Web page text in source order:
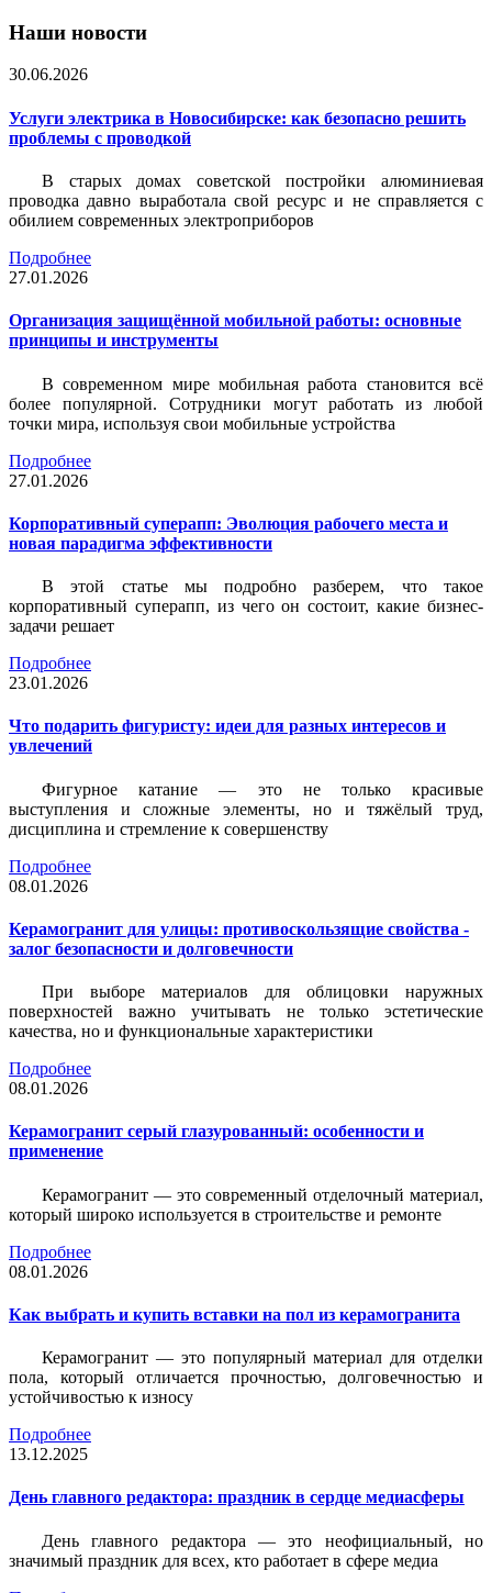
Наши новости
30.06.2026
Услуги электрика в Новосибирске: как безопасно решить
проблемы с проводкой
В старых домах советской постройки алюминиевая
проводка давно выработала свой ресурс и не справляется с
обилием современных электроприборов
Подробнее
27.01.2026
Организация защищённой мобильной работы: основные
принципы и инструменты
В современном мире мобильная работа становится всё
более популярной. Сотрудники могут работать из любой
точки мира, используя свои мобильные устройства
Подробнее
27.01.2026
Корпоративный суперапп: Эволюция рабочего места и
новая парадигма эффективности
В этой статье мы подробно разберем, что такое
корпоративный суперапп, из чего он состоит, какие бизнес-
задачи решает
Подробнее
23.01.2026
Что подарить фигуристу: идеи для разных интересов и
увлечений
Фигурное катание — это не только красивые
выступления и сложные элементы, но и тяжёлый труд,
дисциплина и стремление к совершенству
Подробнее
08.01.2026
Керамогранит для улицы: противоскользящие свойства -
залог безопасности и долговечности
При выборе материалов для облицовки наружных
поверхностей важно учитывать не только эстетические
качества, но и функциональные характеристики
Подробнее
08.01.2026
Керамогранит серый глазурованный: особенности и
применение
Керамогранит — это современный отделочный материал,
который широко используется в строительстве и ремонте
Подробнее
08.01.2026
Как выбрать и купить вставки на пол из керамогранита
Керамогранит — это популярный материал для отделки
пола, который отличается прочностью, долговечностью и
устойчивостью к износу
Подробнее
13.12.2025
День главного редактора: праздник в сердце медиасферы
День главного редактора — это неофициальный, но
значимый праздник для всех, кто работает в сфере медиа